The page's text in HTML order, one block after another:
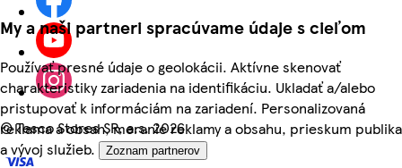
My a naši partneri spracúvame údaje s cieľom
Používať presné údaje o geolokácii. Aktívne skenovať
charakteristiky zariadenia na identifikáciu. Ukladať a/alebo
pristupovať k informáciám na zariadení. Personalizovaná
reklama a obsah, meranie reklamy a obsahu, prieskum publika
a vývoj služieb.
Zoznam partnerov
©Tesco Stores SR, a.s. 2026